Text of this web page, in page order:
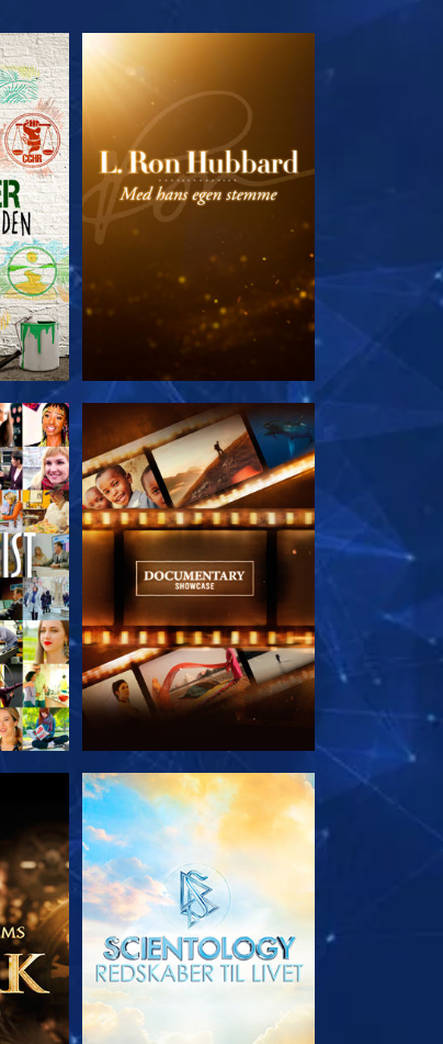
UDFORSK SERIEN
UDFORSK SERIEN